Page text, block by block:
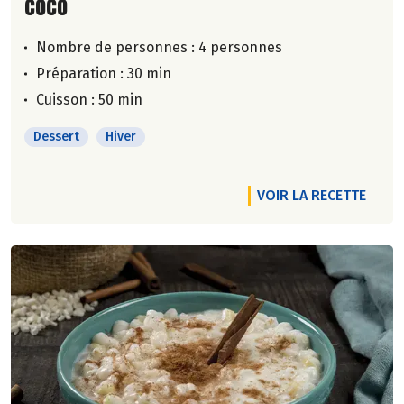
Nombre de personnes : 4 personnes
Préparation : 30 min
Cuisson : 50 min
Dessert Hiver
VOIR LA RECETTE